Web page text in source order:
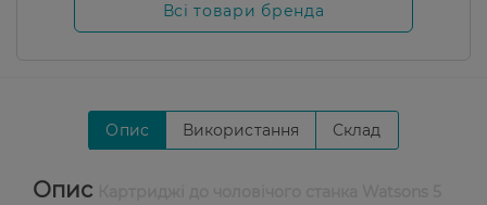
Всі товари бренда
Опис Використання Склад
Опис